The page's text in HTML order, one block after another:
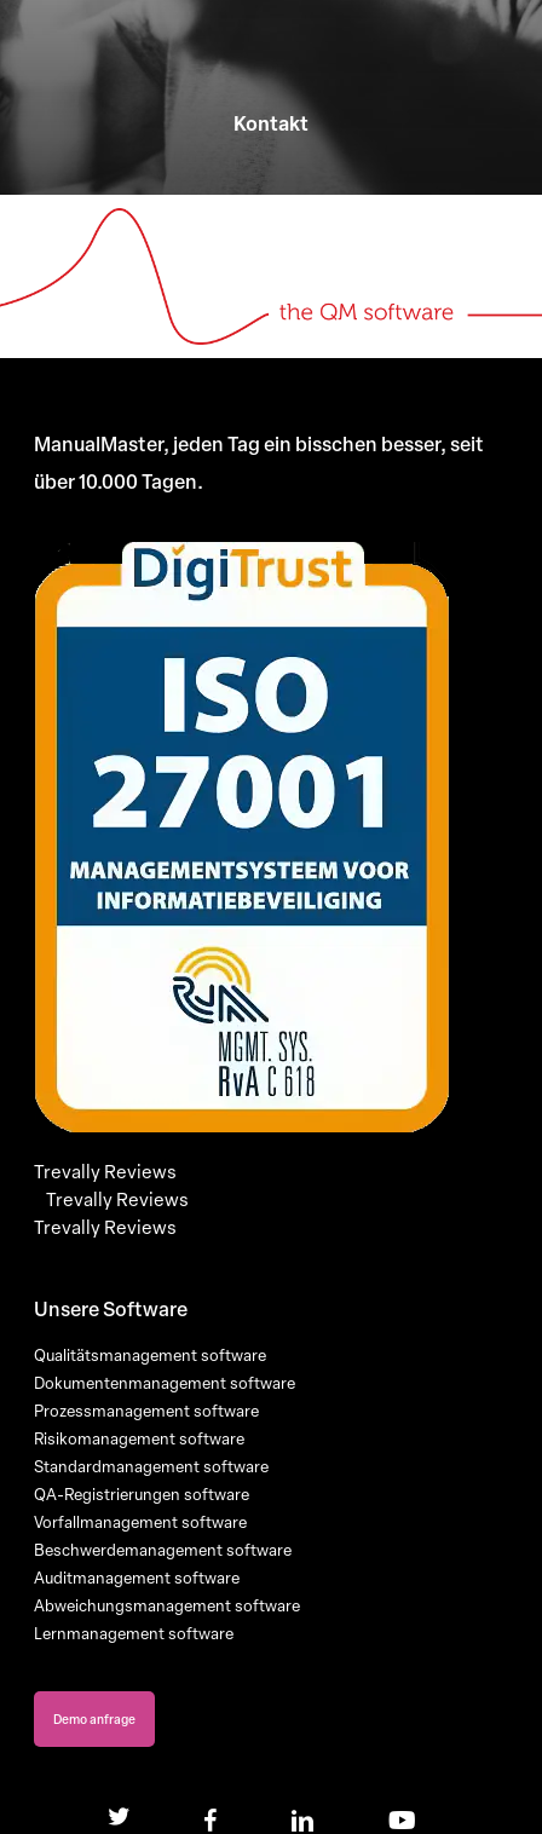
Kontakt
ManualMaster, jeden Tag ein bisschen besser, seit
über 10.000 Tagen.
Trevally Reviews
Trevally Reviews
Trevally Reviews
Unsere Software
Qualitätsmanagement software
Dokumentenmanagement software
Prozessmanagement software
Risikomanagement software
Standardmanagement software
QA-Registrierungen software
Vorfallmanagement software
Beschwerdemanagement software
Auditmanagement software
Abweichungsmanagement software
Lernmanagement software
Demo anfrage
twitter facebook linkedin youtube